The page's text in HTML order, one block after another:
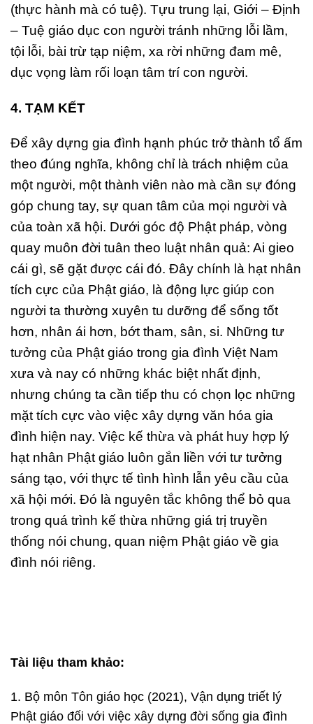
(thực hành mà có tuệ). Tựu trung lại, Giới – Định
– Tuệ giáo dục con người tránh những lỗi lầm,
tội lỗi, bài trừ tạp niệm, xa rời những đam mê,
dục vọng làm rối loạn tâm trí con người.
4. TẠM KẾT
Để xây dựng gia đình hạnh phúc trở thành tổ ấm
theo đúng nghĩa, không chỉ là trách nhiệm của
một người, một thành viên nào mà cần sự đóng
góp chung tay, sự quan tâm của mọi người và
của toàn xã hội. Dưới góc độ Phật pháp, vòng
quay muôn đời tuân theo luật nhân quả: Ai gieo
cái gì, sẽ gặt được cái đó. Đây chính là hạt nhân
tích cực của Phật giáo, là động lực giúp con
người ta thường xuyên tu dưỡng để sống tốt
hơn, nhân ái hơn, bớt tham, sân, si. Những tư
tưởng của Phật giáo trong gia đình Việt Nam
xưa và nay có những khác biệt nhất định,
nhưng chúng ta cần tiếp thu có chọn lọc những
mặt tích cực vào việc xây dựng văn hóa gia
đình hiện nay. Việc kế thừa và phát huy hợp lý
hạt nhân Phật giáo luôn gắn liền với tư tưởng
sáng tạo, với thực tế tình hình lẫn yêu cầu của
xã hội mới. Đó là nguyên tắc không thể bỏ qua
trong quá trình kế thừa những giá trị truyền
thống nói chung, quan niệm Phật giáo về gia
đình nói riêng.
Tài liệu tham khảo:
1. Bộ môn Tôn giáo học (2021), Vận dụng triết lý
Phật giáo đối với việc xây dựng đời sống gia đình